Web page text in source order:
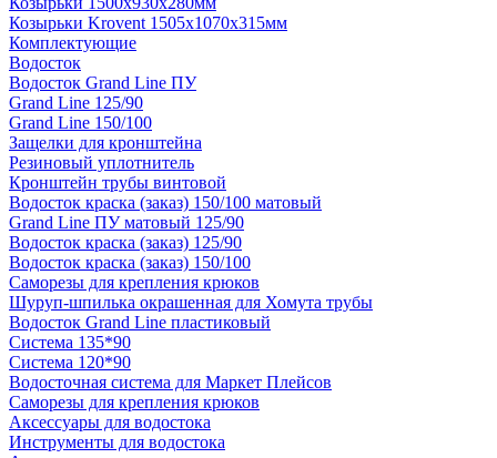
Козырьки Krovent 1505х1070х315мм
Комплектующие
Водосток
Водосток Grand Line ПУ
Grand Line 125/90
Grand Line 150/100
Защелки для кронштейна
Резиновый уплотнитель
Кронштейн трубы винтовой
Водосток краска (заказ) 150/100 матовый
Grand Line ПУ матовый 125/90
Водосток краска (заказ) 125/90
Водосток краска (заказ) 150/100
Саморезы для крепления крюков
Шуруп-шпилька окрашенная для Хомута трубы
Водосток Grand Line пластиковый
Система 135*90
Система 120*90
Водосточная система для Маркет Плейсов
Саморезы для крепления крюков
Аксессуары для водостока
Инструменты для водостока